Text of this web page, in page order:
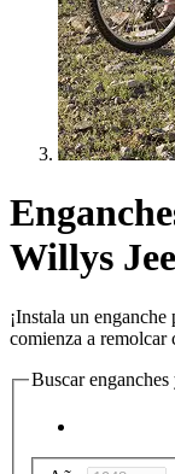
Willys
¡Instala un
comienza a
Buscar